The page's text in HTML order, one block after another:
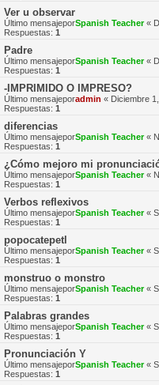
Ver u observar
Último mensajeporSpanish Teacher«
Respuestas: 1
Padre
Último mensajeporSpanish Teacher«
Respuestas: 1
-IMPRIMIDO O IMPRESO?
Último mensajeporadmin « Diciembre
Respuestas: 1
diferencias
Último mensajeporSpanish Teacher«
Respuestas: 1
¿Cómo mejoro mi
Último mensajeporSpanish Teacher«
Respuestas: 1
Verbos reflexivos
Último mensajeporSpanish Teacher«
Respuestas: 1
popocatepetl
Último mensajeporSpanish Teacher«
Respuestas: 1
monstruo o monstro
Último mensajeporSpanish Teacher«
Respuestas: 1
Palabras grandes
Último mensajeporSpanish Teacher«
Respuestas: 1
Pronunciación Y
Último mensajeporSpanish Teacher«
Respuestas: 1